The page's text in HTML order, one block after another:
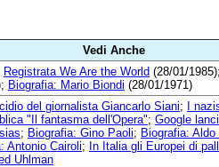
Vedi Anche
Registrata We Are the World (28/01/
Biografia: Mario Biondi (28/01/1971)
del giornalista Giancarlo Siani;
I
"Il fantasma dell'Opera"; Google
; Biografia: Gino Paoli; Biografia: Aldo
Antonio Cairoli; In Italia gli Europei di
Uhlman